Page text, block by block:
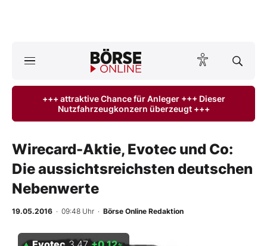
ktuelle Ausgabe BÖRSE ONLINE lesen
Anlageprodukte
Finanz-Check
+++ attraktive Chance für Anleger +++ Dieser
Nutzfahrzeugkonzern überzeugt +++
Wirecard-Aktie, Evotec und Co:
Die aussichtsreichsten deutschen
Nebenwerte
19.05.2016 · 09:48 Uhr · Börse Online Redaktion